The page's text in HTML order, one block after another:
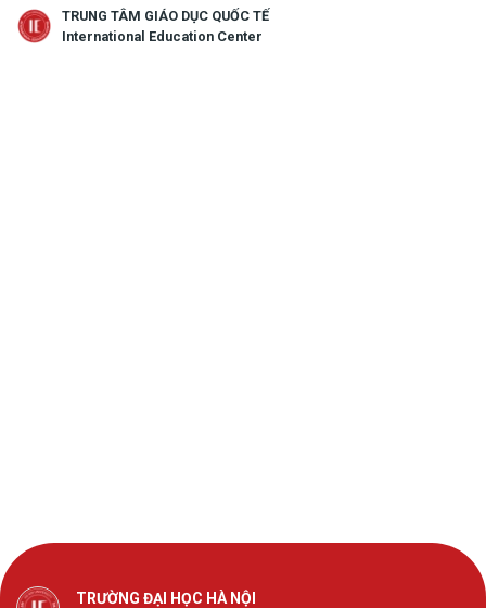
TRUNG TÂM GIÁO DỤC QUỐC TẾ
International Education Center
TRƯỜNG ĐẠI HỌC HÀ NỘI